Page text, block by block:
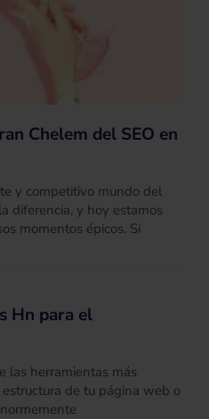
Chelem del SEO en
y competitivo mundo del
diferencia, y hoy estamos
momentos épicos. Si
Hn para el
las herramientas más
de tu página web o